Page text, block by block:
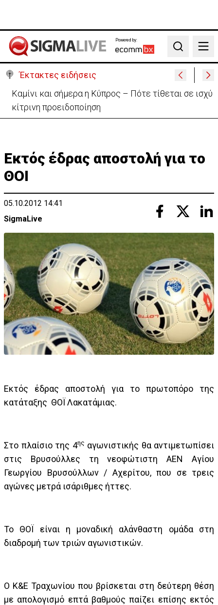
Powered by:
Search
Έκτακτες ειδήσεις
Καμίνι και σήμερα η Κύπρος – Πότε τίθεται σε ισχύ
κίτρινη προειδοποίηση
Εκτός έδρας αποστολή για το
ΘΟΙ
05.10.2012 14:41
SigmaLive
Εκτός έδρας αποστολή για το πρωτοπόρο της
κατάταξης ΘΟΪ Λακατάμιας.
Στο πλαίσιο της 4ης αγωνιστικής θα αντιμετωπίσει
στις Βρυσούλλες τη νεοφώτιστη ΑΕΝ Αγίου
Γεωργίου Βρυσούλλων / Αχερίτου, που σε τρεις
αγώνες μετρά ισάριθμες ήττες.
Το ΘΟΪ είναι η μοναδική αλάνθαστη ομάδα στη
διαδρομή των τριών αγωνιστικών.
Ο Κ&Ε Τραχωνίου που βρίσκεται στη δεύτερη θέση
με απολογισμό επτά βαθμούς παίζει επίσης εκτός